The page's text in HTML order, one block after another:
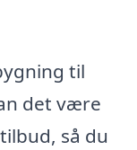
til
det være
så du